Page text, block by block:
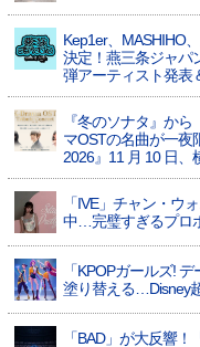
Kep1er、MASHIHO
決定！燕三条ジャパ
弾アーティスト発表
『冬のソナタ』か
マOSTの名曲が一夜
2026』11 月 10 日、
「IVE」チャン・ウ
中…完璧すぎるプロ
「KPOPガールズ!
塗り替える…Disney
「BAD」が大反響